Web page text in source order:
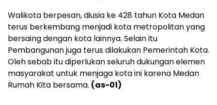
Walikota berpesan, diusia ke 428 tahun Kota Medan
terus berkembang menjadi kota metropolitan yang
bersaing dengan kota lainnya. Selain itu
Pembangunan juga terus dilakukan Pemerintah Kota.
Oleh sebab itu diperlukan seluruh dukungan elemen
masyarakat untuk menjaga kota ini karena Medan
Rumah Kita bersama. (as-01)